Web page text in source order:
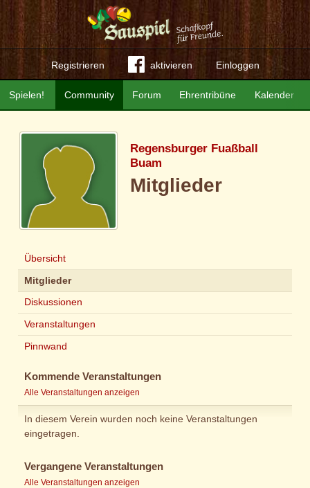
Registrieren aktivieren Einloggen
Community Forum Ehrentribüne Kalender
Spielen!
Regensburger Fuaßball
Buam
Mitglieder
Übersicht
Mitglieder
Diskussionen
Veranstaltungen
Pinnwand
Kommende Veranstaltungen
Alle Veranstaltungen anzeigen
In diesem Verein wurden noch keine Veranstaltungen
eingetragen.
Vergangene Veranstaltungen
Alle Veranstaltungen anzeigen